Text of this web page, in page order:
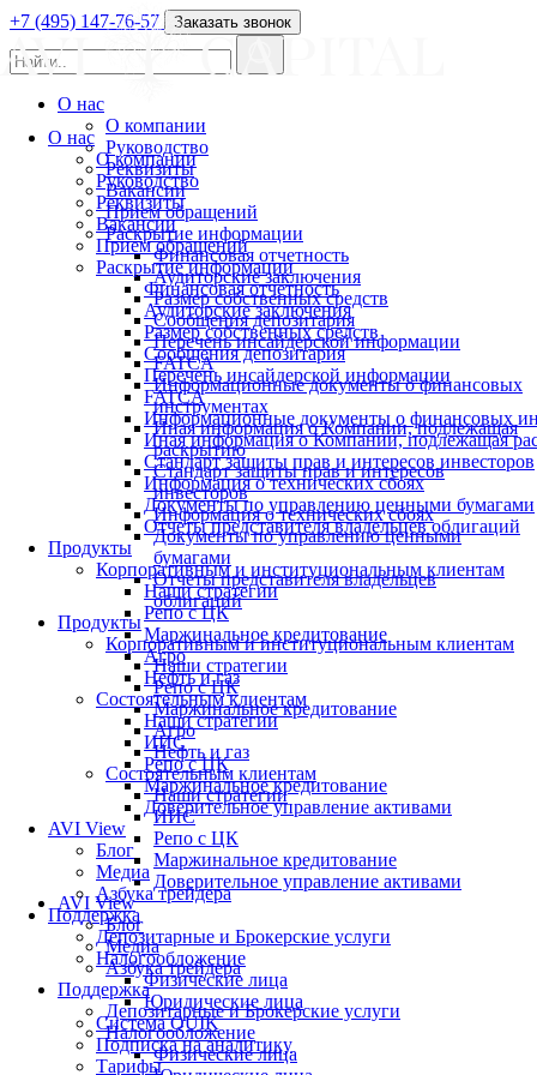
О нас
О компании
Руководство
Реквизиты
Вакансии
Прием обращений
Раскрытие информации
Финансовая отчетность
Аудиторские заключения
Размер собственных средств
Сообщения депозитария
Перечень инсайдерской информации
FATCA
Информационные документы о финансовых
Иная информация о Компании, подлежащая
Стандарт защиты прав и интересов инвесторов
Информация о технических сбоях
Документы по управлению ценными бумагами
Отчеты представителя владельцев облигаций
Продукты
Корпоративным и институциональным клиентам
Наши стратегии
Репо с ЦК
Маржинальное кредитование
Агро
Нефть и газ
Состоятельным клиентам
Наши стратегии
ИИС
Репо с ЦК
Маржинальное кредитование
Доверительное управление активами
AVI View
Блог
Медиа
Азбука трейдера
Поддержка
Депозитарные и Брокерские услуги
Налогообложение
Физические лица
Юридические лица
Система QUIK
Подписка на аналитику
Тарифы
+7 (495) 147-76-57 Заказать звонок
О нас
О компании
Руководство
Реквизиты
Вакансии
Прием обращений
Раскрытие информации
Финансовая отчетность
Аудиторские заключения
Размер собственных средств
Сообщения депозитария
Перечень инсайдерской информации
FATCA
Информационные документы о финансовых
инструментах
Иная информация о Компании, подлежащая
раскрытию
Стандарт защиты прав и интересов
инвесторов
Информация о технических сбоях
Документы по управлению ценными
бумагами
Отчеты представителя владельцев
облигаций
Продукты
Корпоративным и институциональным клиентам
Наши стратегии
Репо с ЦК
Маржинальное кредитование
Агро
Нефть и газ
Состоятельным клиентам
Наши стратегии
ИИС
Репо с ЦК
Маржинальное кредитование
Доверительное управление активами
AVI View
Блог
Медиа
Азбука трейдера
Поддержка
Депозитарные и Брокерские услуги
Налогообложение
Физические лица